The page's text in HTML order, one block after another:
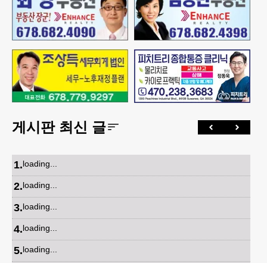
게시판 최신 글
1.loading...
2.loading...
3.loading...
4.loading...
5.loading...